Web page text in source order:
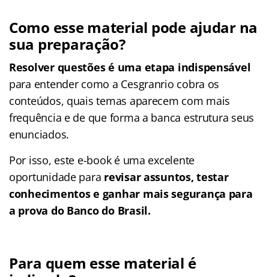
Como esse material pode ajudar na
sua preparação?
Resolver questões é uma etapa indispensável
para entender como a Cesgranrio cobra os
conteúdos, quais temas aparecem com mais
frequência e de que forma a banca estrutura seus
enunciados.
Por isso, este e-book é uma excelente
oportunidade para revisar assuntos, testar
conhecimentos e ganhar mais segurança para
a prova do Banco do Brasil.
Para quem esse material é